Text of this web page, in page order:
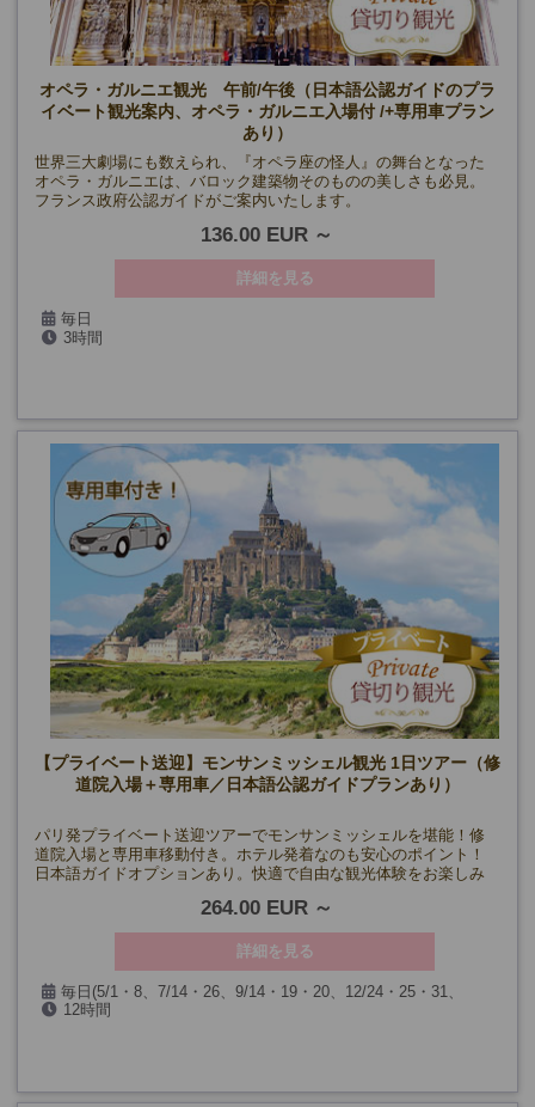
オペラ・ガルニエ観光 午前/午後（日本語公認ガイドのプラ
イベート観光案内、オペラ・ガルニエ入場付 /+専用車プラン
あり）
世界三大劇場にも数えられ、『オペラ座の怪人』の舞台となった
オペラ・ガルニエは、バロック建築物そのものの美しさも必見。
フランス政府公認ガイドがご案内いたします。
136.00 EUR
詳細を見る
毎日
(5/1・8、7/14・26、9/14・19・20、12/24・25・31、1/1、貸切り
3時間
【プライベート送迎】モンサンミッシェル観光 1日ツアー（修
道院入場＋専用車／日本語公認ガイドプランあり）
パリ発プライベート送迎ツアーでモンサンミッシェルを堪能！修
道院入場と専用車移動付き。ホテル発着なのも安心のポイント！
日本語ガイドオプションあり。快適で自由な観光体験をお楽しみ
264.00 EUR
詳細を見る
毎日(5/1・8、7/14・26、9/14・19・20、12/24・25・31、
1/1、第一日曜日を除く)
12時間